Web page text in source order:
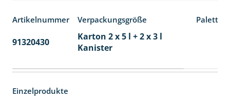
Artikelnummer Verpackungsgröße
91320430
Karton 2 x 5 l + 2 x 3 l
Kanister
Einzelprodukte